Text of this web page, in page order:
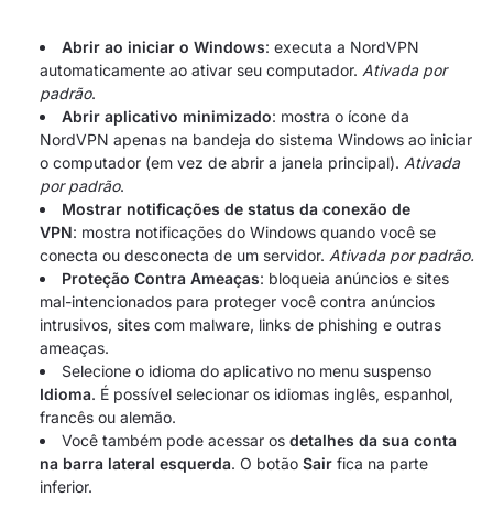
Abrir ao iniciar o Windows: executa a NordVPN
automaticamente ao ativar seu computador. Ativada por
padrão.
Abrir aplicativo minimizado: mostra o ícone da
NordVPN apenas na bandeja do sistema Windows ao iniciar
o computador (em vez de abrir a janela principal). Ativada
por padrão.
Mostrar notificações de status da conexão de
VPN: mostra notificações do Windows quando você se
conecta ou desconecta de um servidor. Ativada por padrão.
Proteção Contra Ameaças: bloqueia anúncios e sites
mal-intencionados para proteger você contra anúncios
intrusivos, sites com malware, links de phishing e outras
ameaças.
Selecione o idioma do aplicativo no menu suspenso
Idioma. É possível selecionar os idiomas inglês, espanhol,
francês ou alemão.
Você também pode acessar os detalhes da sua conta
na barra lateral esquerda. O botão Sair fica na parte
inferior.